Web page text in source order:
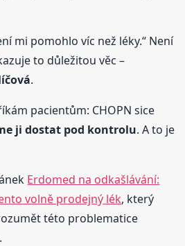
mi pomohlo víc než léky.“ Není
to důležitou věc –
.
pacientům: CHOPN sice
ji dostat pod kontrolu. A to je
Erdomed na odkašlávání:
volně prodejný lék, který
této problematice